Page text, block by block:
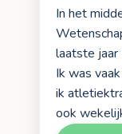
In het
laatste jaar
Ik was
ik
ook